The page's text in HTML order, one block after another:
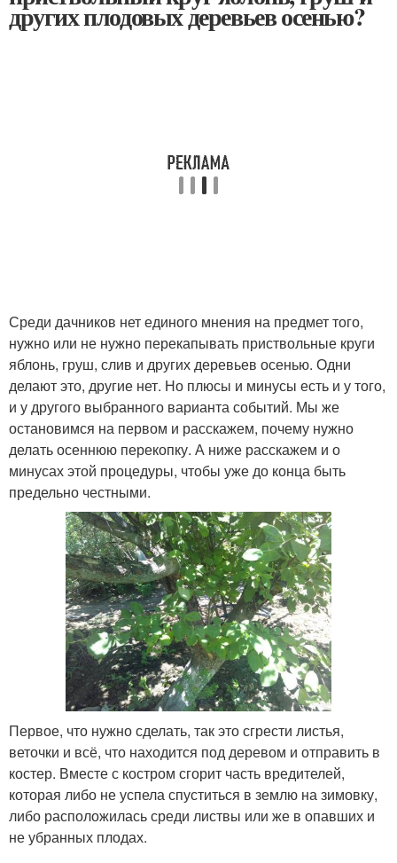
других плодовых деревьев осенью?
Среди дачников нет единого мнения на предмет того,
нужно или не нужно перекапывать приствольные круги
яблонь, груш, слив и других деревьев осенью. Одни
делают это, другие нет. Но плюсы и минусы есть и у того,
и у другого выбранного варианта событий. Мы же
остановимся на первом и расскажем, почему нужно
делать осеннюю перекопку. А ниже расскажем и о
минусах этой процедуры, чтобы уже до конца быть
предельно честными.
Первое, что нужно сделать, так это сгрести листья,
веточки и всё, что находится под деревом и отправить в
костер. Вместе с костром сгорит часть вредителей,
которая либо не успела спуститься в землю на зимовку,
либо расположилась среди листвы или же в опавших и
не убранных плодах.